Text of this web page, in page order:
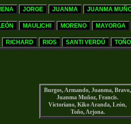
Burgos, Armando, Juanma, Bravo,
Juanma Muñoz, Francis.
Victoriano, Kiko Aranda, León,
Toño, Arjona.